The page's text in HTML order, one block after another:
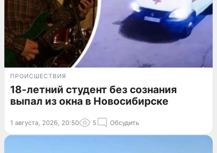
ПРОИСШЕСТВИЯ
18-летний студент без сознания
выпал из окна в Новосибирске
1 августа, 2026, 20:50 5 Обсудить